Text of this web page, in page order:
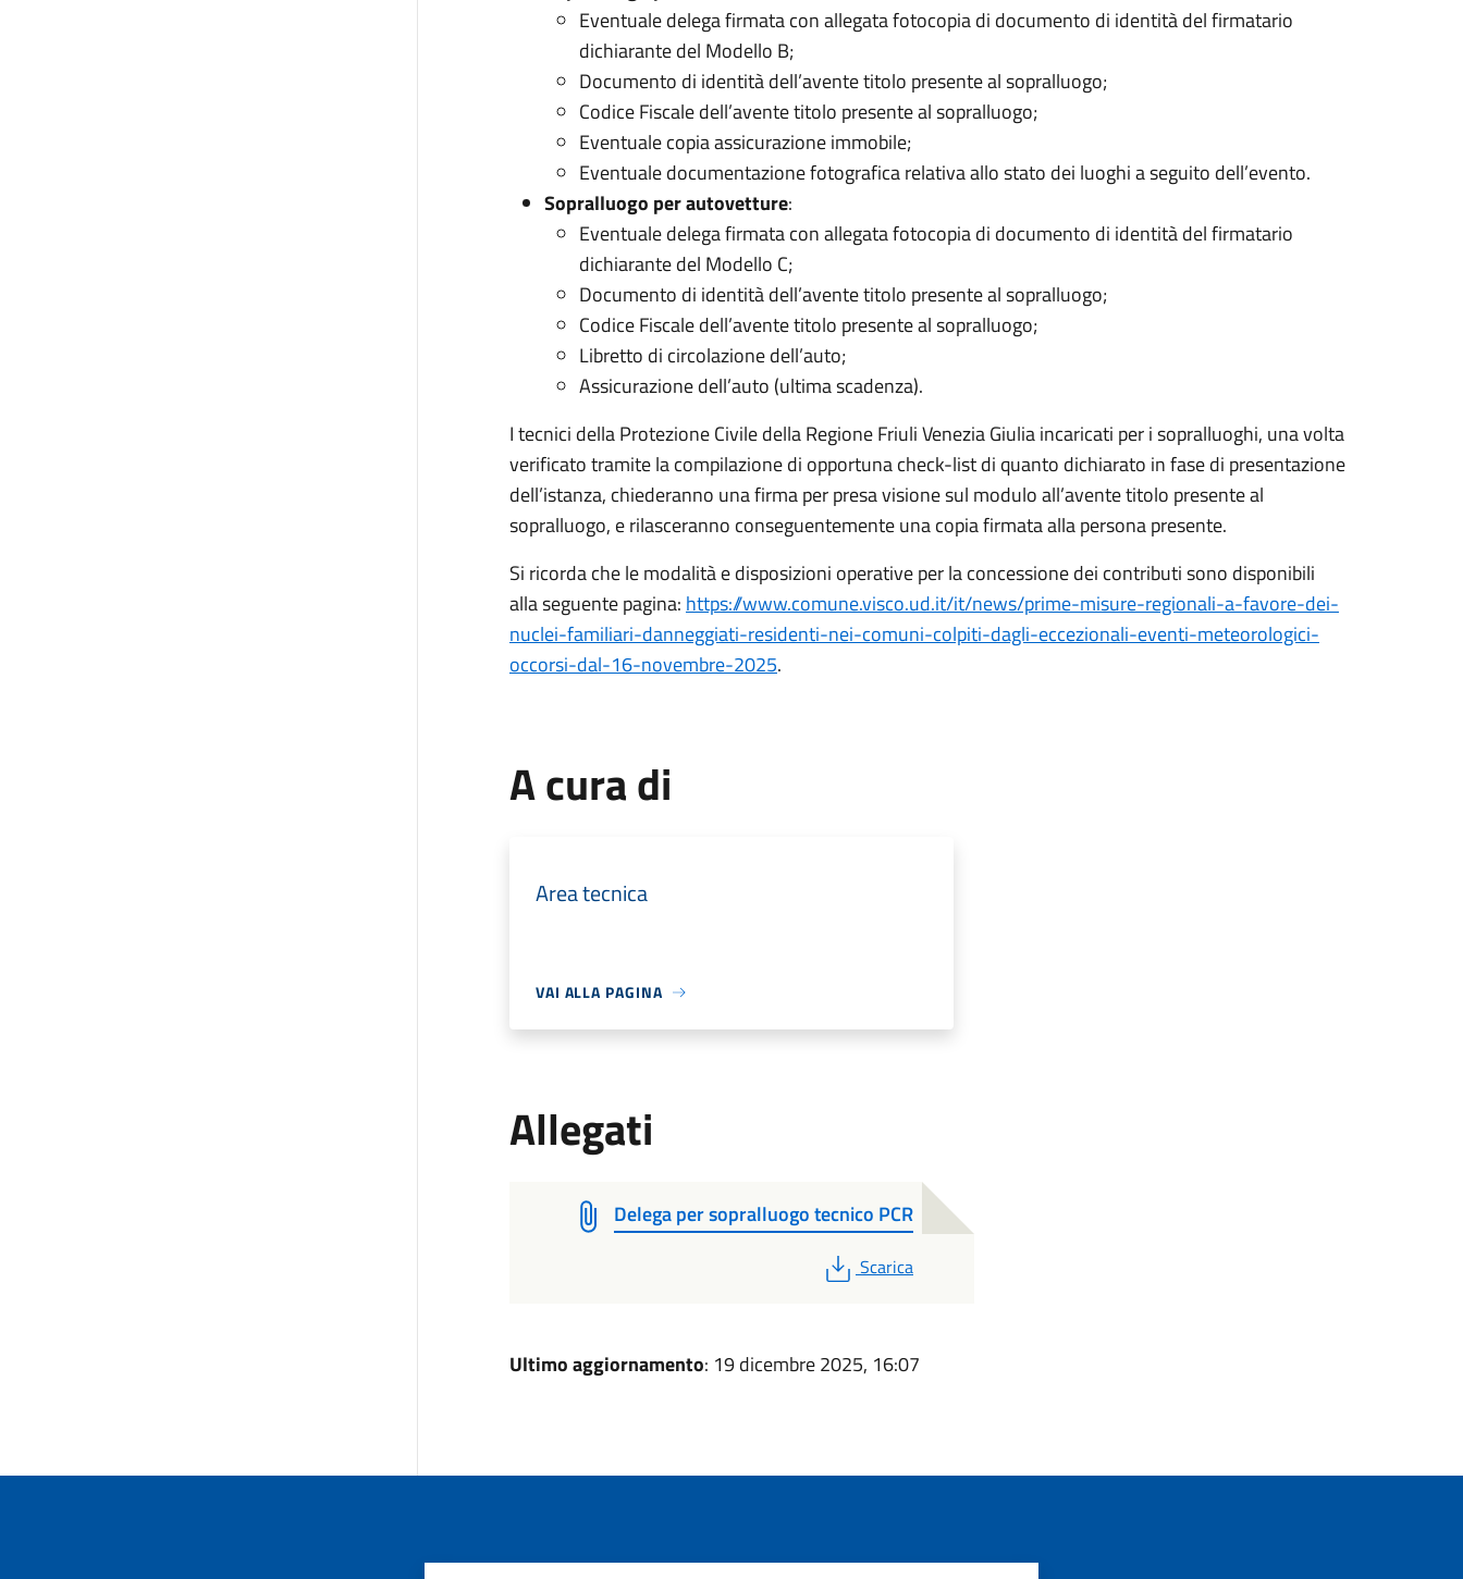
Eventuale delega firmata con allegata fotocopia di documento di identità del firmatario
dichiarante del Modello B;
Documento di identità dell’avente titolo presente al sopralluogo;
Codice Fiscale dell’avente titolo presente al sopralluogo;
Eventuale copia assicurazione immobile;
Eventuale documentazione fotografica relativa allo stato dei luoghi a seguito dell’evento.
Sopralluogo per autovetture:
Eventuale delega firmata con allegata fotocopia di documento di identità del firmatario
dichiarante del Modello C;
Documento di identità dell’avente titolo presente al sopralluogo;
Codice Fiscale dell’avente titolo presente al sopralluogo;
Libretto di circolazione dell’auto;
Assicurazione dell’auto (ultima scadenza).
I tecnici della Protezione Civile della Regione Friuli Venezia Giulia incaricati per i sopralluoghi, una volta
verificato tramite la compilazione di opportuna check-list di quanto dichiarato in fase di presentazione
dell’istanza, chiederanno una firma per presa visione sul modulo all’avente titolo presente al
sopralluogo, e rilasceranno conseguentemente una copia firmata alla persona presente.
Si ricorda che le modalità e disposizioni operative per la concessione dei contributi sono disponibili
alla seguente pagina: https://www.comune.visco.ud.it/it/news/prime-misure-regionali-a-favore-dei-
nuclei-familiari-danneggiati-residenti-nei-comuni-colpiti-dagli-eccezionali-eventi-meteorologici-
occorsi-dal-16-novembre-2025.
A cura di
Area tecnica
VAI ALLA PAGINA
Allegati
Delega per sopralluogo tecnico PCR
PDF
Scarica
Ultimo aggiornamento: 19 dicembre 2025, 16:07